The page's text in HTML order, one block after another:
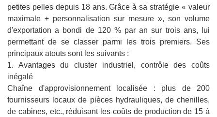
petites pelles depuis 18 ans. Grâce à sa stratégie « valeur
maximale + personnalisation sur mesure », son volume
d'exportation a bondi de 120 % par an sur trois ans, lui
permettant de se classer parmi les trois premiers. Ses
principaux atouts sont les suivants :
1. Avantages du cluster industriel, contrôle des coûts
inégalé
Chaîne d'approvisionnement localisée : plus de 200
fournisseurs locaux de pièces hydrauliques, de chenilles,
de cabines, etc., réduisant les coûts de production de 15 à